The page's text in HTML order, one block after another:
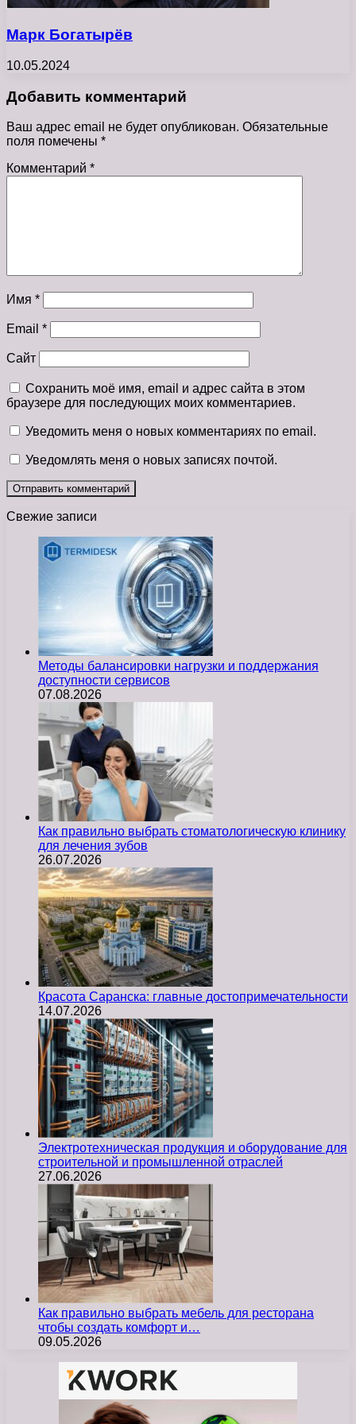
Марк Богатырёв
10.05.2024
Добавить комментарий
Ваш адрес email не будет опубликован. Обязательные
поля помечены *
Комментарий *
Имя *
Email *
Сайт
Сохранить моё имя, email и адрес сайта в этом
браузере для последующих моих комментариев.
Уведомить меня о новых комментариях по email.
Уведомлять меня о новых записях почтой.
Свежие записи
Методы балансировки нагрузки и поддержания
доступности сервисов
07.08.2026
Как правильно выбрать стоматологическую клинику
для лечения зубов
26.07.2026
Красота Саранска: главные достопримечательности
14.07.2026
Электротехническая продукция и оборудование для
строительной и промышленной отраслей
27.06.2026
Как правильно выбрать мебель для ресторана
чтобы создать комфорт и…
09.05.2026